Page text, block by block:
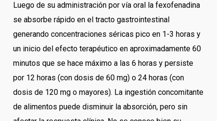
Luego de su administración por vía oral la fexofenadina
se absorbe rápido en el tracto gastrointestinal
generando concentraciones séricas pico en 1-3 horas y
un inicio del efecto terapéutico en aproximadamente 60
minutos que se hace máximo a las 6 horas y persiste
por 12 horas (con dosis de 60 mg) o 24 horas (con
dosis de 120 mg o mayores). La ingestión concomitante
de alimentos puede disminuir la absorción, pero sin